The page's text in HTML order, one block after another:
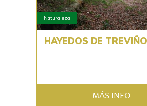
Naturaleza
HAYEDOS DE TREVIÑO
MÁS INFO